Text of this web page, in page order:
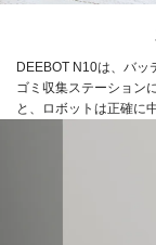
DEEBOT N10は、バ
ゴミ収集ステーション
と、ロボットは正確に